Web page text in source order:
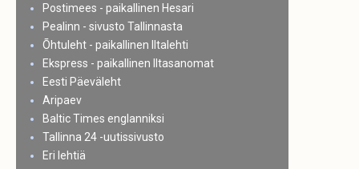
Postimees - paikallinen Hesari
Pealinn - sivusto Tallinnasta
Õhtuleht - paikallinen Iltalehti
Ekspress - paikallinen Iltasanomat
Eesti Päeväleht
Aripaev
Baltic Times englanniksi
Tallinna 24 -uutissivusto
Eri lehtiä